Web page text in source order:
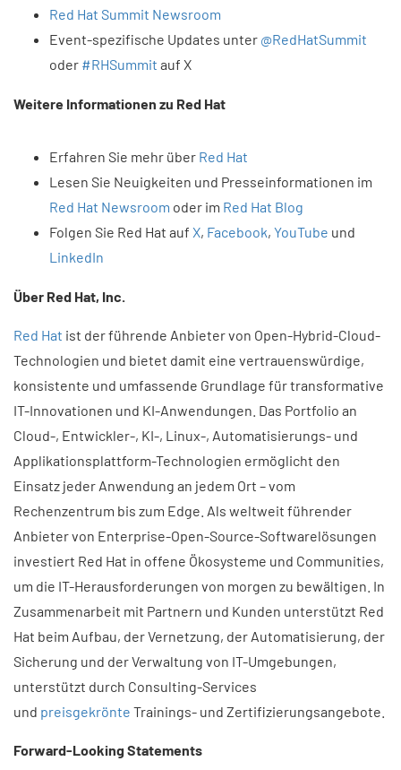
Red Hat Summit Newsroom
Event-spezifische Updates unter @RedHatSummit
oder #RHSummit auf X
Weitere Informationen zu Red Hat
Erfahren Sie mehr über Red Hat
Lesen Sie Neuigkeiten und Presseinformationen im
Red Hat Newsroom oder im Red Hat Blog
Folgen Sie Red Hat auf X, Facebook, YouTube und
LinkedIn
Über Red Hat, Inc.
Red Hat ist der führende Anbieter von Open-Hybrid-Cloud-
Technologien und bietet damit eine vertrauenswürdige,
konsistente und umfassende Grundlage für transformative
IT-Innovationen und KI-Anwendungen. Das Portfolio an
Cloud-, Entwickler-, KI-, Linux-, Automatisierungs- und
Applikationsplattform-Technologien ermöglicht den
Einsatz jeder Anwendung an jedem Ort – vom
Rechenzentrum bis zum Edge. Als weltweit führender
Anbieter von Enterprise-Open-Source-Softwarelösungen
investiert Red Hat in offene Ökosysteme und Communities,
um die IT-Herausforderungen von morgen zu bewältigen. In
Zusammenarbeit mit Partnern und Kunden unterstützt Red
Hat beim Aufbau, der Vernetzung, der Automatisierung, der
Sicherung und der Verwaltung von IT-Umgebungen,
unterstützt durch Consulting-Services
und preisgekrönte Trainings- und Zertifizierungsangebote.
Forward-Looking Statements